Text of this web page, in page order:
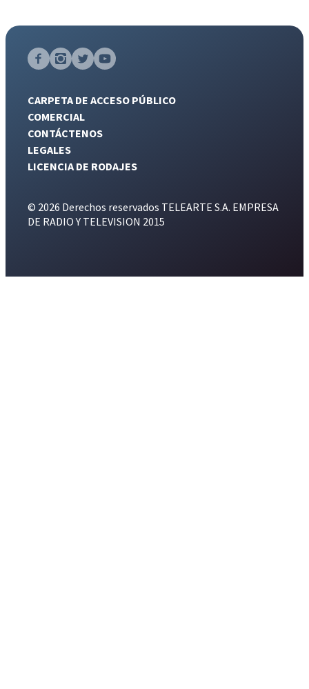
CARPETA DE ACCESO PÚBLICO
COMERCIAL
CONTÁCTENOS
LEGALES
LICENCIA DE RODAJES
© 2026 Derechos reservados TELEARTE S.A. EMPRESA
DE RADIO Y TELEVISION 2015